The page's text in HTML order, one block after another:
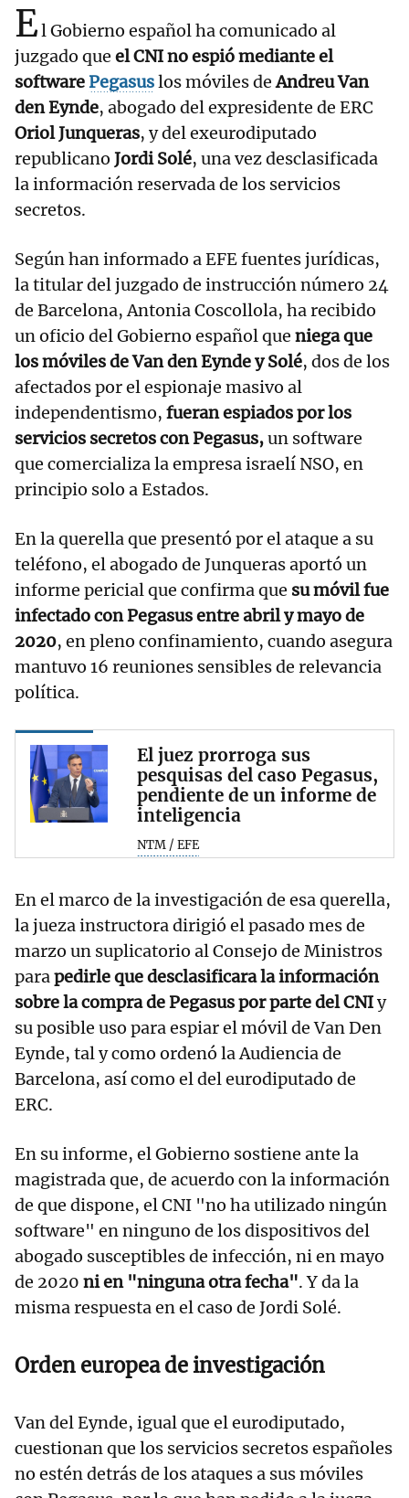
El Gobierno español ha comunicado al
juzgado que el CNI no espió mediante el
softwarePegasuslos móviles deAndreu Van
den Eynde, abogado del expresidente de ERC
Oriol Junqueras, y del exeurodiputado
republicano Jordi Solé, una vez desclasificada
la información reservada de los servicios
secretos.
Según han informado a EFE fuentes jurídicas,
la titular del juzgado de instrucción número 24
de Barcelona, Antonia Coscollola, ha recibido
un oficio del Gobierno español que niega que
los móviles de Van den Eynde y Solé, dos de los
afectados por el espionaje masivo al
independentismo, fueran espiados por los
servicios secretos con Pegasus,un software
que comercializa la empresa israelí NSO, en
principio solo a Estados.
En la querella que presentó por el ataque a su
teléfono, el abogado de Junqueras aportó un
informe pericial que confirma que su móvil fue
infectado con Pegasus entre abril y mayo de
2020, en pleno confinamiento, cuando asegura
mantuvo 16 reuniones sensibles de relevancia
política.
El juez prorroga sus
pesquisas del caso Pegasus,
pendiente de un informe de
inteligencia
NTM / EFE
En el marco de la investigación de esa querella,
la jueza instructora dirigió el pasado mes de
marzo un suplicatorio al Consejo de Ministros
parapedirle que desclasificara la información
sobre la compra de Pegasus por parte del CNIy
su posible uso para espiar el móvil de Van Den
Eynde, tal y como ordenó la Audiencia de
Barcelona, así como el del eurodiputado de
ERC.
En su informe, el Gobierno sostiene ante la
magistrada que, de acuerdo con la información
de que dispone, el CNI "no ha utilizado ningún
software" en ninguno de los dispositivos del
abogado susceptibles de infección, ni en mayo
de 2020 ni en "ninguna otra fecha". Y da la
misma respuesta en el caso de Jordi Solé.
Orden europea de investigación
Van del Eynde, igual que el eurodiputado,
cuestionan que los servicios secretos españoles
no estén detrás de los ataques a sus móviles